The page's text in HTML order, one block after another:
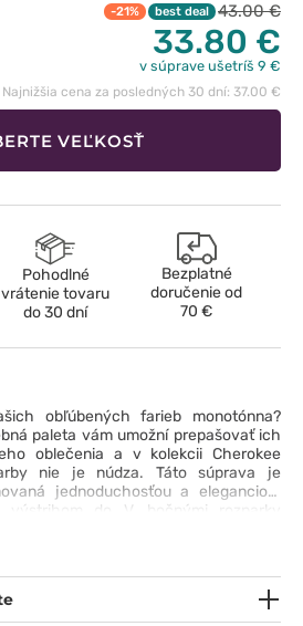
-21% best deal 43.00 €
33.80 €
v súprave ušetríš 9 €
Najnižšia cena za posledných 30 dní: 37.00 €
VEĽKOSŤ
Pohodlné
vrátenie tovaru
do 30 dní
Bezplatné
doručenie od
70 €
obľúbených farieb monotónna?
paleta vám umožní prepašovať ich
oblečenia a v kolekcii Cherokee
nie je núdza. Táto súprava je
jednoduchosťou a eleganciou.
do V, bočnými rozparky
a nohavíc s jemne zúženými
a spoľahlivá na nosenie. Zostáva už
sa rozhodnete vy?